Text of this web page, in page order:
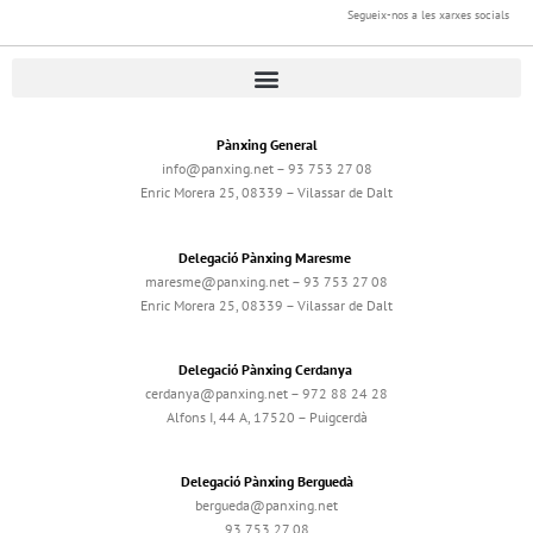
Segueix-nos a les xarxes socials
Pànxing General
info@panxing.net – 93 753 27 08
Enric Morera 25, 08339 – Vilassar de Dalt
Delegació Pànxing Maresme
maresme@panxing.net – 93 753 27 08
Enric Morera 25, 08339 – Vilassar de Dalt
Delegació Pànxing Cerdanya
cerdanya@panxing.net – 972 88 24 28
Alfons I, 44 A, 17520 – Puigcerdà
Delegació Pànxing Berguedà
bergueda@panxing.net
93 753 27 08